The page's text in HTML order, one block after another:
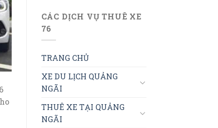
CÁC DỊCH VỤ THUÊ XE
76
TRANG CHỦ
XE DU LỊCH QUẢNG
NGÃI
THUÊ XE TẠI QUẢNG
NGÃI